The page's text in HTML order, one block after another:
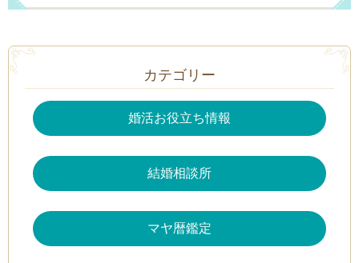
カテゴリー
婚活お役立ち情報
結婚相談所
マヤ暦鑑定